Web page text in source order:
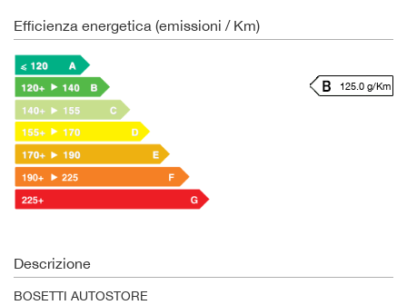
Efficienza energetica (emissioni / Km)
125.0 g/Km
Descrizione
BOSETTI AUTOSTORE